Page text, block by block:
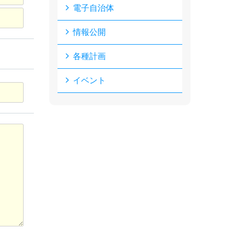
電子自治体
情報公開
各種計画
イベント